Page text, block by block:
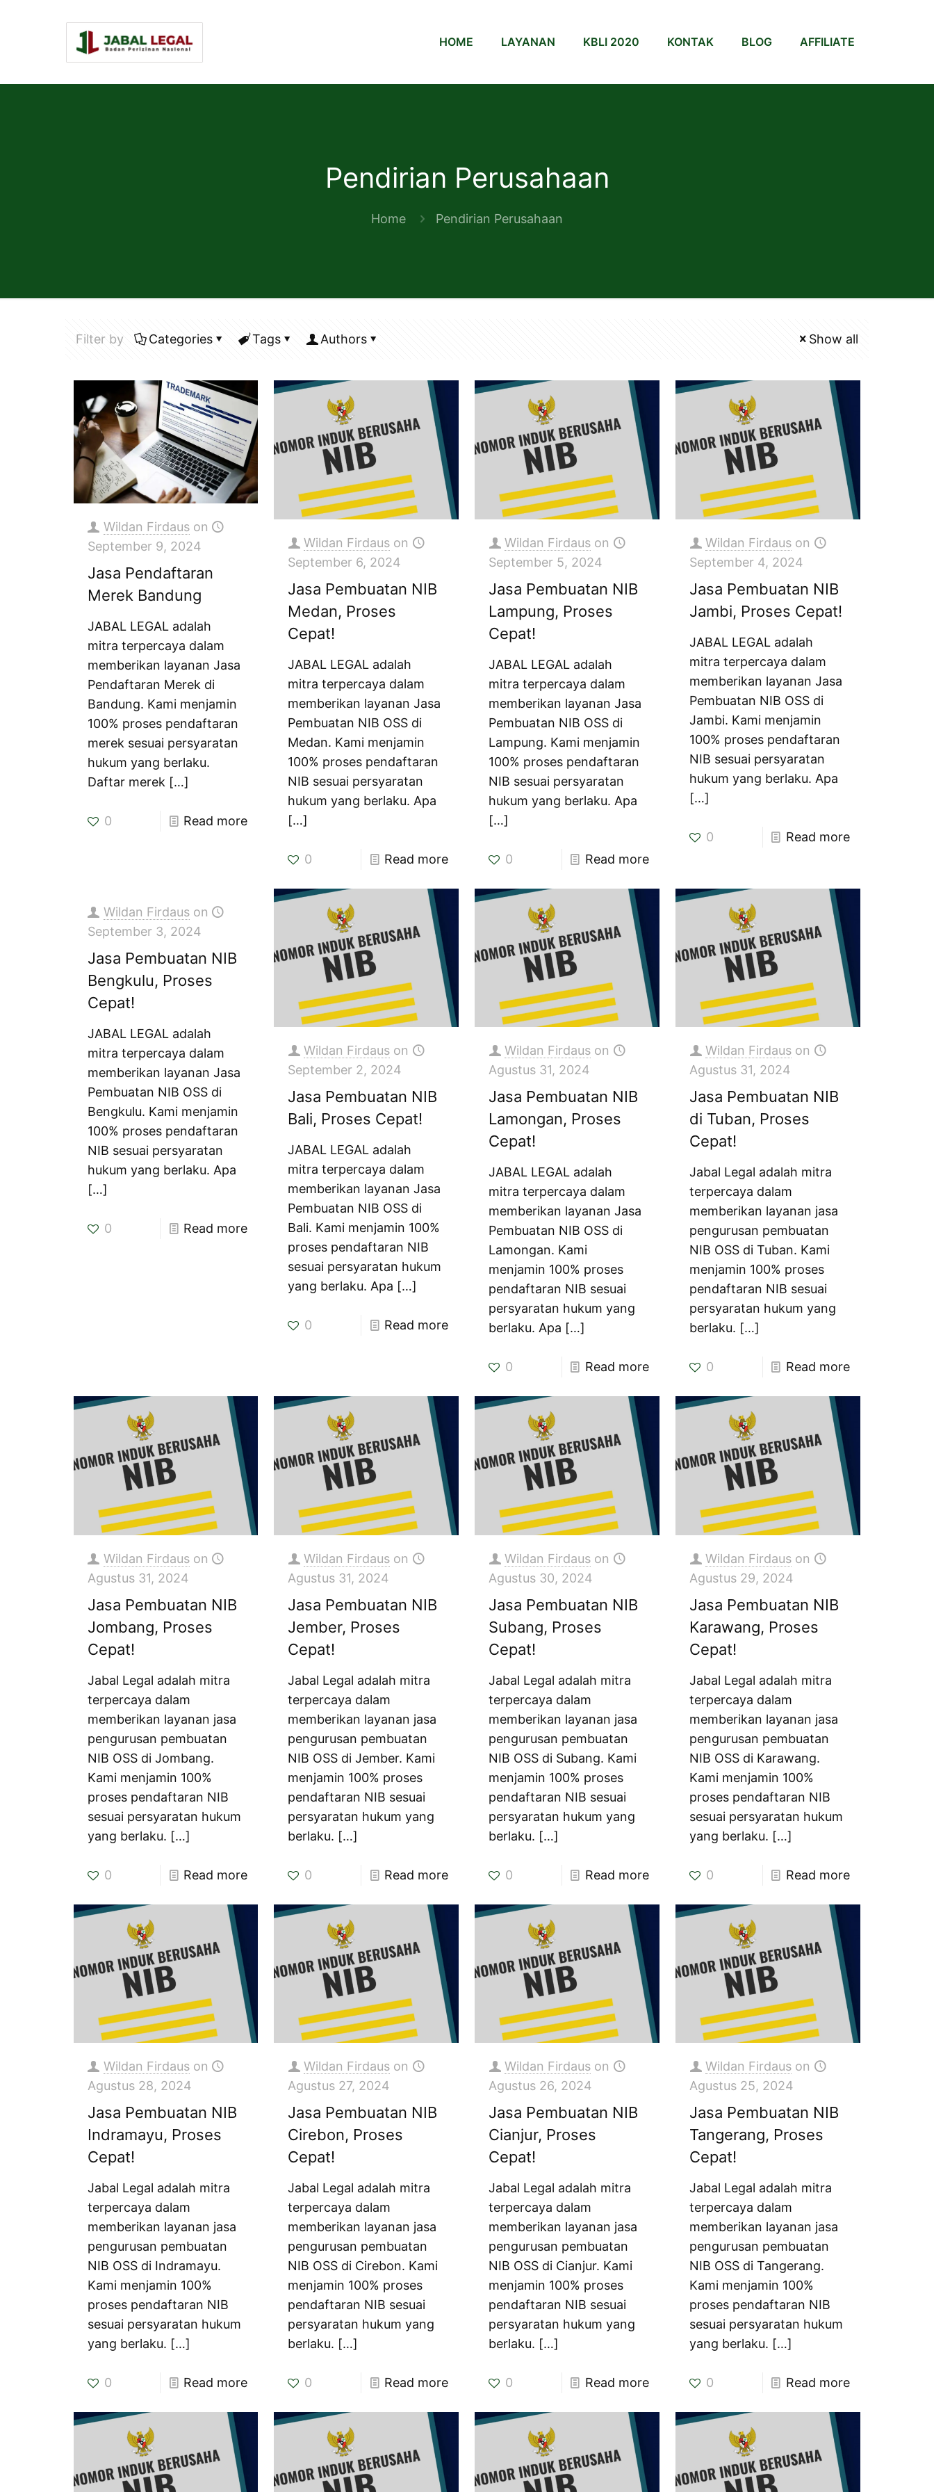
HOME LAYANAN KBLI 2020 KONTAK BLOG AFFILIATE
Pendirian Perusahaan
Home Pendirian Perusahaan
Filter by Categories Tags Authors Show all
Wildan Firdaus on
September 9, 2024
Jasa Pendaftaran
Merek Bandung
JABAL LEGAL adalah
mitra terpercaya dalam
memberikan layanan Jasa
Pendaftaran Merek di
Bandung. Kami menjamin
100% proses pendaftaran
merek sesuai persyaratan
hukum yang berlaku.
Daftar merek[…]
0 Read more
Wildan Firdaus on
September 6, 2024
Jasa Pembuatan NIB
Medan, Proses
Cepat!
JABAL LEGAL adalah
mitra terpercaya dalam
memberikan layanan Jasa
Pembuatan NIB OSS di
Medan. Kami menjamin
100% proses pendaftaran
NIB sesuai persyaratan
hukum yang berlaku. Apa
[…]
0 Read more
Wildan Firdaus on
September 5, 2024
Jasa Pembuatan NIB
Lampung, Proses
Cepat!
JABAL LEGAL adalah
mitra terpercaya dalam
memberikan layanan Jasa
Pembuatan NIB OSS di
Lampung. Kami menjamin
100% proses pendaftaran
NIB sesuai persyaratan
hukum yang berlaku. Apa
[…]
0 Read more
Wildan Firdaus on
September 4, 2024
Jasa Pembuatan NIB
Jambi, Proses Cepat!
JABAL LEGAL adalah
mitra terpercaya dalam
memberikan layanan Jasa
Pembuatan NIB OSS di
Jambi. Kami menjamin
100% proses pendaftaran
NIB sesuai persyaratan
hukum yang berlaku. Apa
[…]
0 Read more
Wildan Firdaus on
September 3, 2024
Jasa Pembuatan NIB
Bengkulu, Proses
Cepat!
JABAL LEGAL adalah
mitra terpercaya dalam
memberikan layanan Jasa
Pembuatan NIB OSS di
Bengkulu. Kami menjamin
100% proses pendaftaran
NIB sesuai persyaratan
hukum yang berlaku. Apa
[…]
0 Read more
Wildan Firdaus on
September 2, 2024
Jasa Pembuatan NIB
Bali, Proses Cepat!
JABAL LEGAL adalah
mitra terpercaya dalam
memberikan layanan Jasa
Pembuatan NIB OSS di
Bali. Kami menjamin 100%
proses pendaftaran NIB
sesuai persyaratan hukum
yang berlaku. Apa […]
0 Read more
Wildan Firdaus on
Agustus 31, 2024
Jasa Pembuatan NIB
Lamongan, Proses
Cepat!
JABAL LEGAL adalah
mitra terpercaya dalam
memberikan layanan Jasa
Pembuatan NIB OSS di
Lamongan. Kami
menjamin 100% proses
pendaftaran NIB sesuai
persyaratan hukum yang
berlaku. Apa […]
0 Read more
Wildan Firdaus on
Agustus 31, 2024
Jasa Pembuatan NIB
di Tuban, Proses
Cepat!
Jabal Legal adalah mitra
terpercaya dalam
memberikan layanan jasa
pengurusan pembuatan
NIB OSS di Tuban. Kami
menjamin 100% proses
pendaftaran NIB sesuai
persyaratan hukum yang
berlaku. […]
0 Read more
Wildan Firdaus on
Agustus 31, 2024
Jasa Pembuatan NIB
Jombang, Proses
Cepat!
Jabal Legal adalah mitra
terpercaya dalam
memberikan layanan jasa
pengurusan pembuatan
NIB OSS di Jombang.
Kami menjamin 100%
proses pendaftaran NIB
sesuai persyaratan hukum
yang berlaku. […]
0 Read more
Wildan Firdaus on
Agustus 31, 2024
Jasa Pembuatan NIB
Jember, Proses
Cepat!
Jabal Legal adalah mitra
terpercaya dalam
memberikan layanan jasa
pengurusan pembuatan
NIB OSS di Jember. Kami
menjamin 100% proses
pendaftaran NIB sesuai
persyaratan hukum yang
berlaku. […]
0 Read more
Wildan Firdaus on
Agustus 30, 2024
Jasa Pembuatan NIB
Subang, Proses
Cepat!
Jabal Legal adalah mitra
terpercaya dalam
memberikan layanan jasa
pengurusan pembuatan
NIB OSS di Subang. Kami
menjamin 100% proses
pendaftaran NIB sesuai
persyaratan hukum yang
berlaku. […]
0 Read more
Wildan Firdaus on
Agustus 29, 2024
Jasa Pembuatan NIB
Karawang, Proses
Cepat!
Jabal Legal adalah mitra
terpercaya dalam
memberikan layanan jasa
pengurusan pembuatan
NIB OSS di Karawang.
Kami menjamin 100%
proses pendaftaran NIB
sesuai persyaratan hukum
yang berlaku. […]
0 Read more
Wildan Firdaus on
Agustus 28, 2024
Jasa Pembuatan NIB
Indramayu, Proses
Cepat!
Jabal Legal adalah mitra
terpercaya dalam
memberikan layanan jasa
pengurusan pembuatan
NIB OSS di Indramayu.
Kami menjamin 100%
proses pendaftaran NIB
sesuai persyaratan hukum
yang berlaku. […]
0 Read more
Wildan Firdaus on
Agustus 27, 2024
Jasa Pembuatan NIB
Cirebon, Proses
Cepat!
Jabal Legal adalah mitra
terpercaya dalam
memberikan layanan jasa
pengurusan pembuatan
NIB OSS di Cirebon. Kami
menjamin 100% proses
pendaftaran NIB sesuai
persyaratan hukum yang
berlaku. […]
0 Read more
Wildan Firdaus on
Agustus 26, 2024
Jasa Pembuatan NIB
Cianjur, Proses
Cepat!
Jabal Legal adalah mitra
terpercaya dalam
memberikan layanan jasa
pengurusan pembuatan
NIB OSS di Cianjur. Kami
menjamin 100% proses
pendaftaran NIB sesuai
persyaratan hukum yang
berlaku. […]
0 Read more
Wildan Firdaus on
Agustus 25, 2024
Jasa Pembuatan NIB
Tangerang, Proses
Cepat!
Jabal Legal adalah mitra
terpercaya dalam
memberikan layanan jasa
pengurusan pembuatan
NIB OSS di Tangerang.
Kami menjamin 100%
proses pendaftaran NIB
sesuai persyaratan hukum
yang berlaku. […]
0 Read more